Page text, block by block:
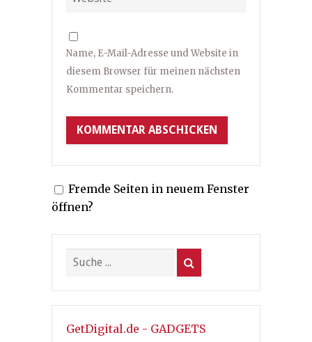
Name, E-Mail-Adresse und Website in
diesem Browser für meinen nächsten
Kommentar speichern.
Fremde Seiten in neuem Fenster
öffnen?
GetDigital.de - GADGETS